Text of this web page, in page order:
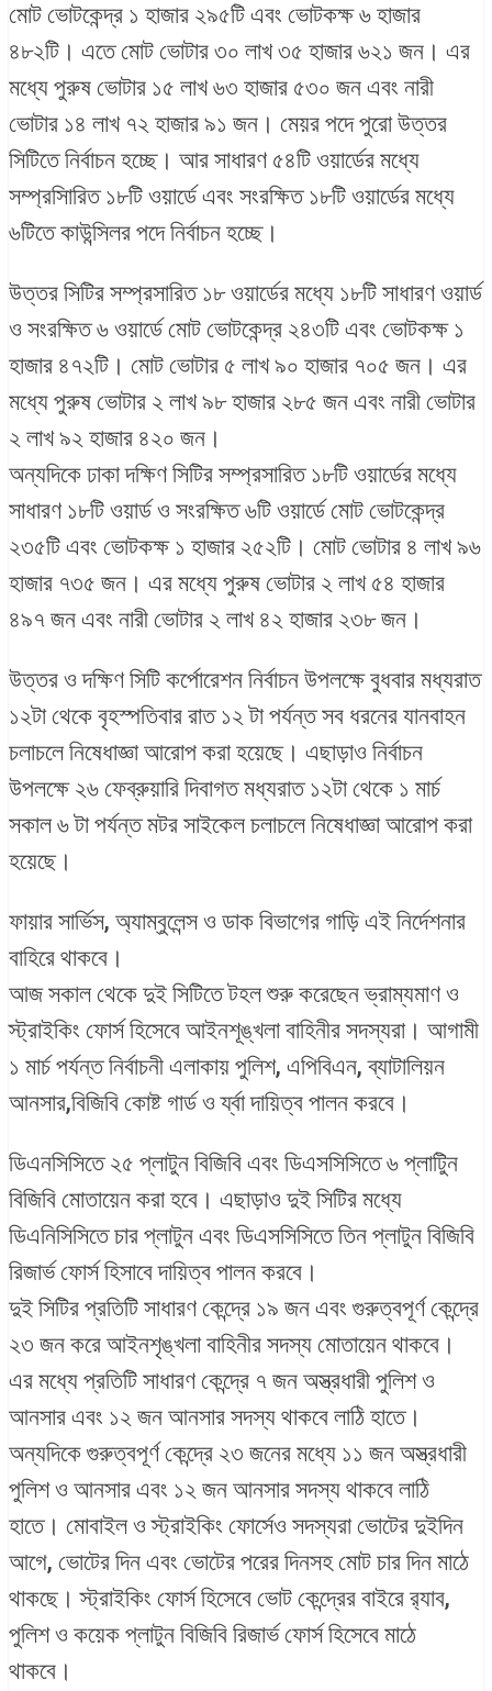
মোট ভোটকেন্দ্র ১ হাজার ২৯৫টি এবং ভোটকক্ষ ৬ হাজার
৪৮২টি। এতে মোট ভোটার ৩০ লাখ ৩৫ হাজার ৬২১ জন। এর
মধ্যে পুরুষ ভোটার ১৫ লাখ ৬৩ হাজার ৫৩০ জন এবং নারী
ভোটার ১৪ লাখ ৭২ হাজার ৯১ জন। মেয়র পদে পুরো উত্তর
সিটিতে নির্বাচন হচ্ছে। আর সাধারণ ৫৪টি ওয়ার্ডের মধ্যে
সম্প্রসিারিত ১৮টি ওয়ার্ডে এবং সংরক্ষিত ১৮টি ওয়ার্ডের মধ্যে
৬টিতে কাউন্সিলর পদে নির্বাচন হচ্ছে।
উত্তর সিটির সম্প্রসারিত ১৮ ওয়ার্ডের মধ্যে ১৮টি সাধারণ ওয়ার্ড
ও সংরক্ষিত ৬ ওয়ার্ডে মোট ভোটকেন্দ্র ২৪৩টি এবং ভোটকক্ষ ১
হাজার ৪৭২টি। মোট ভোটার ৫ লাখ ৯০ হাজার ৭০৫ জন। এর
মধ্যে পুরুষ ভোটার ২ লাখ ৯৮ হাজার ২৮৫ জন এবং নারী ভোটার
২ লাখ ৯২ হাজার ৪২০ জন।
অন্যদিকে ঢাকা দক্ষিণ সিটির সম্প্রসারিত ১৮টি ওয়ার্ডের মধ্যে
সাধারণ ১৮টি ওয়ার্ড ও সংরক্ষিত ৬টি ওয়ার্ডে মোট ভোটকেন্দ্র
২৩৫টি এবং ভোটকক্ষ ১ হাজার ২৫২টি। মোট ভোটার ৪ লাখ ৯৬
হাজার ৭৩৫ জন। এর মধ্যে পুরুষ ভোটার ২ লাখ ৫৪ হাজার
৪৯৭ জন এবং নারী ভোটার ২ লাখ ৪২ হাজার ২৩৮ জন।
উত্তর ও দক্ষিণ সিটি কর্পোরেশন নির্বাচন উপলক্ষে বুধবার মধ্যরাত
১২টা থেকে বৃহস্পতিবার রাত ১২ টা পর্যন্ত সব ধরনের যানবাহন
চলাচলে নিষেধাজ্ঞা আরোপ করা হয়েছে। এছাড়াও নির্বাচন
উপলক্ষে ২৬ ফেব্রুয়ারি দিবাগত মধ্যরাত ১২টা থেকে ১ মার্চ
সকাল ৬ টা পর্যন্ত মটর সাইকেল চলাচলে নিষেধাজ্ঞা আরোপ করা
হয়েছে।
ফায়ার সার্ভিস, অ্যাম্বুলেন্স ও ডাক বিভাগের গাড়ি এই নির্দেশনার
বাহিরে থাকবে।
আজ সকাল থেকে দুই সিটিতে টহল শুরু করেছেন ভ্রাম্যমাণ ও
স্ট্রাইকিং ফোর্স হিসেবে আইনশূঙ্খলা বাহিনীর সদস্যরা। আগামী
১ মার্চ পর্যন্ত নির্বাচনী এলাকায় পুলিশ, এপিবিএন, ব্যাটালিয়ন
আনসার,বিজিবি কোষ্ট গার্ড ও র্য্বা দায়িত্ব পালন করবে।
ডিএনসিসিতে ২৫ প্লাটুন বিজিবি এবং ডিএসসিসিতে ৬ প্লাটিুন
বিজিবি মোতায়েন করা হবে। এছাড়াও দুই সিটির মধ্যে
ডিএনিসিসিতে চার প্লাটুন এবং ডিএসসিসিতে তিন প্লাটুন বিজিবি
রিজার্ভ ফোর্স হিসাবে দায়িত্ব পালন করবে।
দুই সিটির প্রতিটি সাধারণ কেন্দ্রে ১৯ জন এবং গুরুত্বপূর্ণ কেন্দ্রে
২৩ জন করে আইনশৃঙ্খলা বাহিনীর সদস্য মোতায়েন থাকবে।
এর মধ্যে প্রতিটি সাধারণ কেন্দ্রে ৭ জন অস্ত্রধারী পুলিশ ও
আনসার এবং ১২ জন আনসার সদস্য থাকবে লাঠি হাতে।
অন্যদিকে গুরুত্বপূর্ণ কেন্দ্রে ২৩ জনের মধ্যে ১১ জন অস্ত্রধারী
পুলিশ ও আনসার এবং ১২ জন আনসার সদস্য থাকবে লাঠি
হাতে। মোবাইল ও স্ট্রাইকিং ফোর্সেও সদস্যরা ভোটের দুইদিন
আগে, ভোটের দিন এবং ভোটের পরের দিনসহ মোট চার দিন মাঠে
থাকছে। স্ট্রাইকিং ফোর্স হিসেবে ভোট কেন্দ্রের বাইরে র‌্যাব,
পুলিশ ও কয়েক প্লাটুন বিজিবি রিজার্ভ ফোর্স হিসেবে মাঠে
থাকবে।